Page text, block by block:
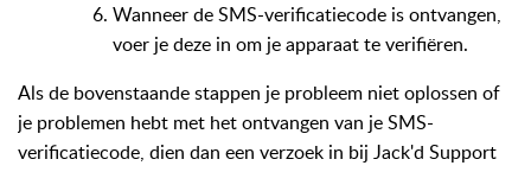
Wanneer de SMS-verificatiecode is ontvangen,
voer je deze in om je apparaat te verifiëren.
Als de bovenstaande stappen je probleem niet oplossen of
je problemen hebt met het ontvangen van je SMS-
verificatiecode, dien dan een verzoek in bij Jack'd Support